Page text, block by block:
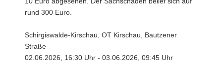
rund 300 Euro.
Schirgiswalde-Kirschau, OT Kirschau, Bautzener
Straße
02.06.2026, 16:30 Uhr - 03.06.2026, 09:45 Uhr